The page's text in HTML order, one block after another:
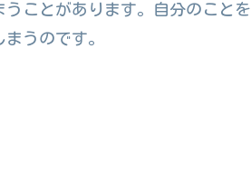
ことがあります。自分のことを
うのです。